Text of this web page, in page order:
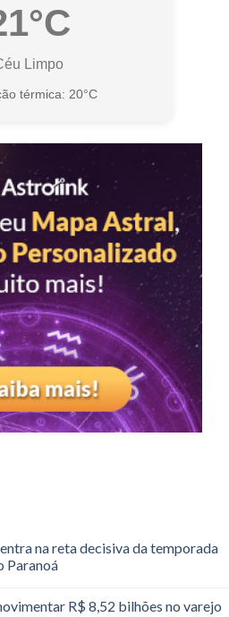
Limpo
térmica: 20°C
na reta decisiva da temporada
Paranoá
R$ 8,52 bilhões no varejo